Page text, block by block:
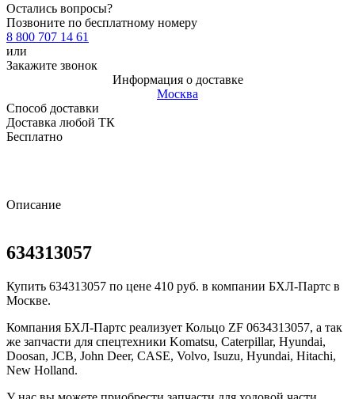
Остались вопросы?
Позвоните по бесплатному номеру
8 800 707 14 61
или
Закажите звонок
Информация о доставке
Москва
Способ доставки
Доставка любой ТК
Бесплатно
Описание
634313057
Купить 634313057 по цене 410 руб. в компании БХЛ-Партс в
Москве.
Компания БХЛ-Партс реализует Кольцо ZF 0634313057, а так
же запчасти для спецтехники Komatsu, Caterpillar, Hyundai,
Doosan, JCB, John Deer, CASE, Volvo, Isuzu, Hyundai, Hitachi,
New Holland.